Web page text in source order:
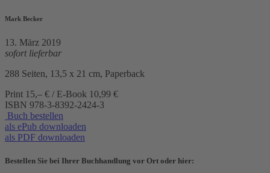
Mark Becker
13. März 2019
sofort lieferbar
288 Seiten, 13,5 x 21 cm, Paperback
Print 15,– € / E-Book 10,99 €
ISBN 978-3-8392-2424-3
Buch bestellen
als ePub downloaden
als PDF downloaden
Bestellen Sie bei Ihrer Buchhandlung vor Ort oder hier: